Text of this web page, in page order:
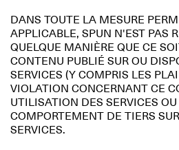
DANS TOUTE LA MESURE
APPLICABLE, SPUN N'EST PAS
QUELQUE MANIÈRE QUE CE
CONTENU PUBLIÉ SUR OU
SERVICES (Y COMPRIS LES
VIOLATION CONCERNANT CE
UTILISATION DES SERVICES OU
COMPORTEMENT DE TIERS
SERVICES.